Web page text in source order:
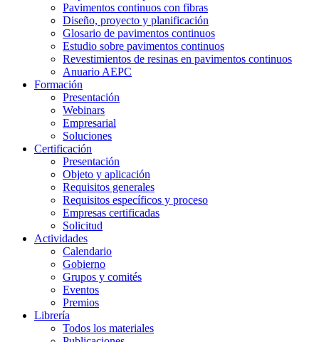
Pavimentos continuos con fibras
Diseño, proyecto y planificación
Glosario de pavimentos continuos
Estudio sobre pavimentos continuos
Revestimientos de resinas en pavimentos continuos
Anuario AEPC
Formación
Presentación
Webinars
Empresarial
Soluciones
Certificación
Presentación
Objeto y aplicación
Requisitos generales
Requisitos específicos y proceso
Empresas certificadas
Solicitud
Actividades
Calendario
Gobierno
Grupos y comités
Eventos
Premios
Librería
Todos los materiales